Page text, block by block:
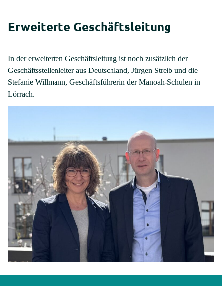
Erweiterte Geschäftsleitung
In der erweiterten Geschäftsleitung ist noch zusätzlich der
Geschäftsstellenleiter aus Deutschland, Jürgen Streib und die
Stefanie Willmann, Geschäftsführerin der Manoah-Schulen in
Lörrach.